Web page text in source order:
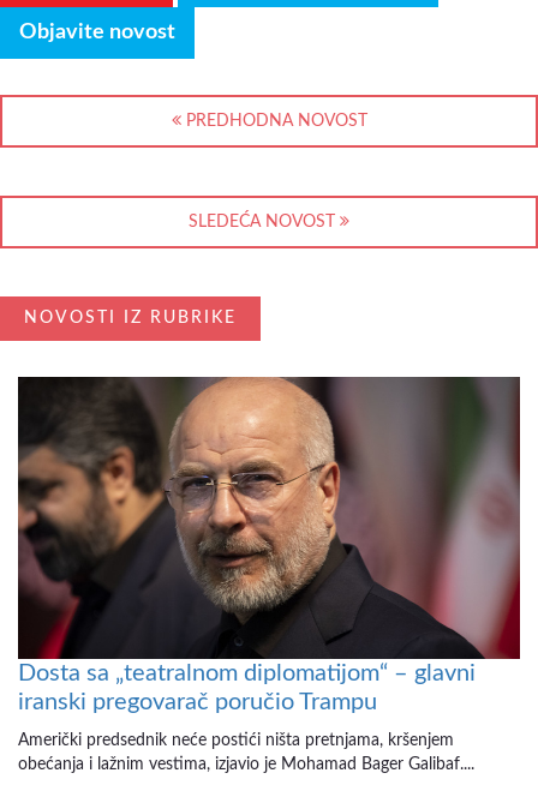
Objavite novost
PREDHODNA NOVOST
SLEDEĆA NOVOST
NOVOSTI IZ RUBRIKE
Dosta sa „teatralnom diplomatijom“ – glavni
iranski pregovarač poručio Trampu
Američki predsednik neće postići ništa pretnjama, kršenjem
obećanja i lažnim vestima, izjavio je Mohamad Bager Galibaf....